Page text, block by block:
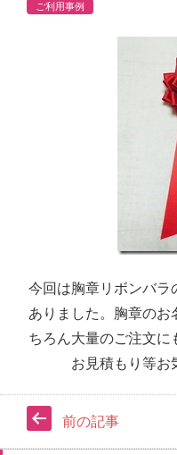
ご利用事例
今回は胸章リボンバラ
ありました。胸章のお
ちろん大量のご注文に
お見積もり等お
前の記事